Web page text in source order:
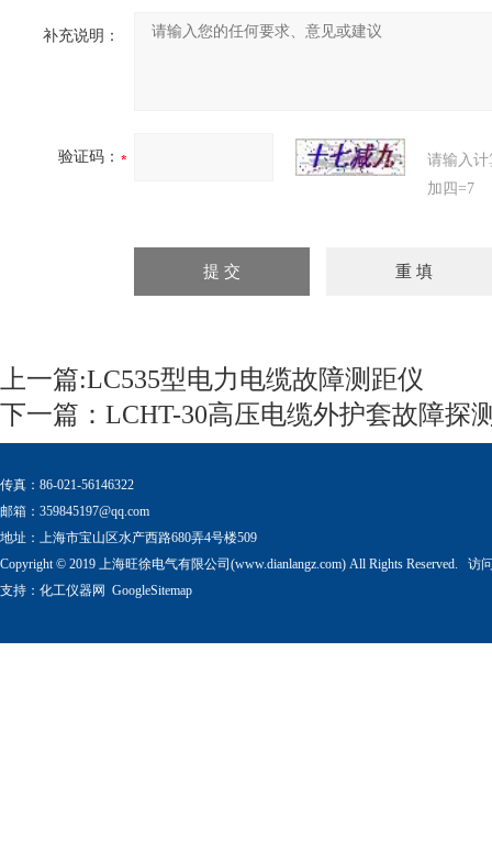
补充说明：
验证码：
请输入
加四=7
上一篇:LC535型电力电缆故障测距仪
下一篇： LCHT-30高压电缆外护套故障探
传真：86-021-56146322
邮箱： 359845197@qq.com
地址：上海市宝山区水产西路680弄4号楼509
Copyright © 2019 上海旺徐电气有限公司(www.dianlangz.com) All Rights Reserved. 访
支持： 化工仪器网 GoogleSitemap